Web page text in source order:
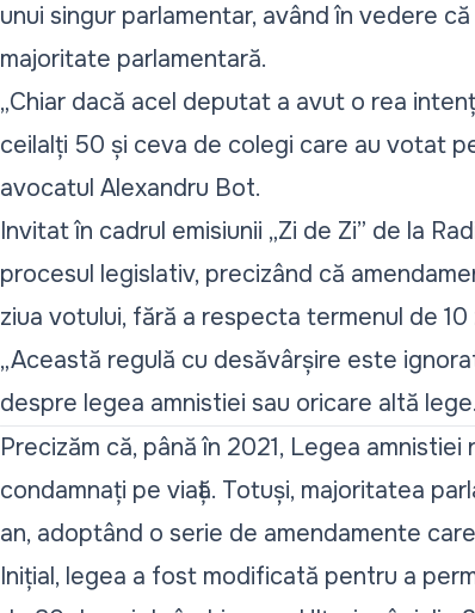
unui singur parlamentar, având în vedere
majoritate parlamentară.
„Chiar dacă acel deputat a avut o rea
ceilalți 50 și ceva de colegi care au votat
avocatul Alexandru Bot.
Invitat în cadrul emisiunii „Zi de Zi” de la
procesul legislativ, precizând că
ziua votului, fără a respecta termenul de
„Această regulă cu desăvârșire este
despre legea amnistiei sau oricare altă
Precizăm că, până în 2021, Legea
condamnați pe viață. Totuși, majoritatea
an, adoptând o serie de amendamente
Inițial, legea a fost modificată pentru a